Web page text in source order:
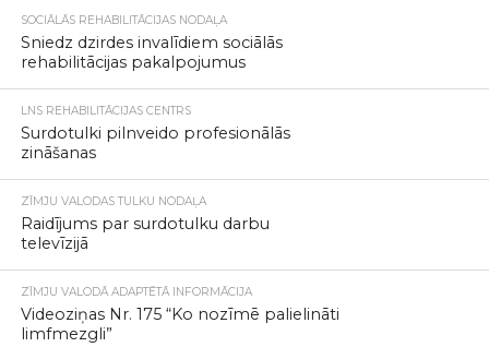
SOCIĀLĀS REHABILITĀCIJAS NODAĻA
Sniedz dzirdes invalīdiem sociālās
rehabilitācijas pakalpojumus
LNS REHABILITĀCIJAS CENTRS
Surdotulki pilnveido profesionālās
zināšanas
ZĪMJU VALODAS TULKU NODAĻA
Raidījums par surdotulku darbu
televīzijā
ZĪMJU VALODĀ ADAPTĒTĀ INFORMĀCIJA
Videoziņas Nr. 175 “Ko nozīmē palielināti
limfmezgli”